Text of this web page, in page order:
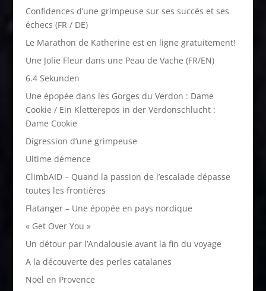
Confidences d’une grimpeuse sur ses succès et ses
échecs (FR / DE)
Le Marathon de Katherine est en ligne gratuitement!
Une Jolie Fleur dans une Peau de Vache (FR/EN)
6.4 Sekunden
Une épopée dans les Gorges du Verdon : Dame
Cookie / Ein Kletterepos in der Verdonschlucht :
Dame Cookie
Digression d’une grimpeuse
Ultime démence
ClimbAID – Quand la passion de l’escalade dépasse
toutes les frontières
Flatanger – Une épopée en pays nordique
« Get Over You »
Un détour par l’Andalousie avant la fin du voyage
A la découverte des perles catalanes
Noël en Provence